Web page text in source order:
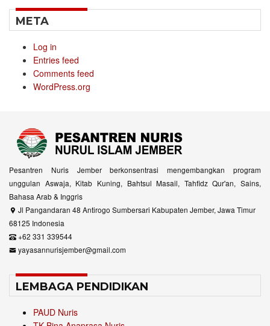
META
Log in
Entries feed
Comments feed
WordPress.org
Pesantren Nuris Jember berkonsentrasi mengembangkan program
unggulan Aswaja, Kitab Kuning, Bahtsul Masail, Tahfidz Qur'an, Sains,
Bahasa Arab & Inggris
Jl Pangandaran 48 Antirogo Sumbersari Kabupaten Jember, Jawa Timur
68125 Indonesia
+62 331 339544
yayasannurisjember@gmail.com
LEMBAGA PENDIDIKAN
PAUD Nuris